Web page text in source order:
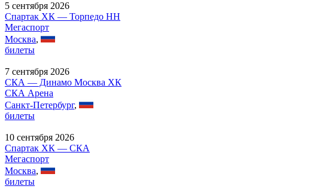
5 сентября 2026
Спартак ХК — Торпедо НН
Мегаспорт
Москва,
билеты
7 сентября 2026
СКА — Динамо Москва ХК
СКА Арена
Санкт-Петербург,
билеты
10 сентября 2026
Спартак ХК — СКА
Мегаспорт
Москва,
билеты